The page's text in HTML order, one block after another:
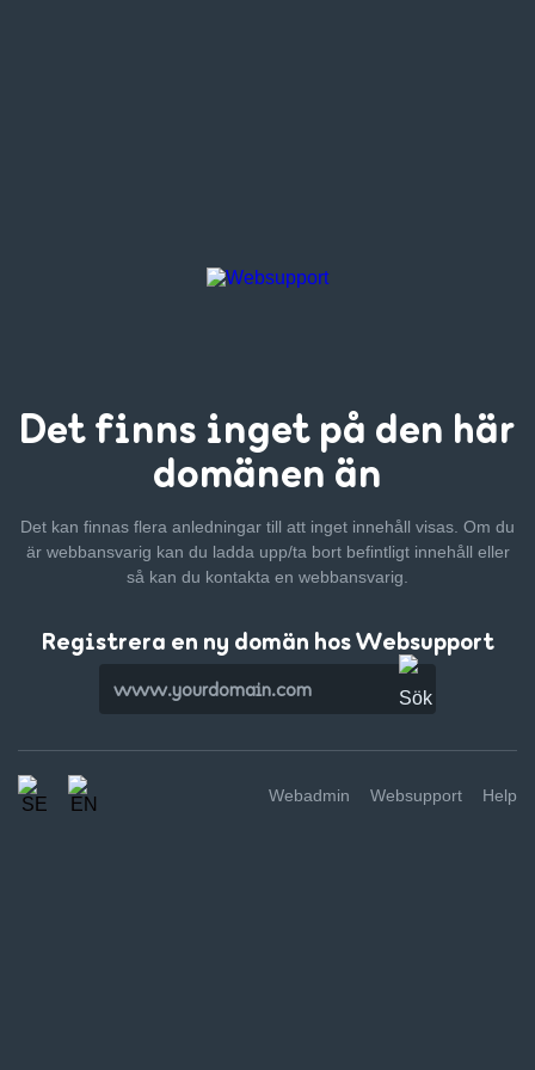
Det finns inget på den här
domänen än
Det kan finnas flera anledningar till att inget innehåll visas. Om du
är webbansvarig kan du ladda upp/ta bort befintligt innehåll eller
så kan du kontakta en webbansvarig.
Registrera en ny domän hos Websupport
Webadmin Websupport Help